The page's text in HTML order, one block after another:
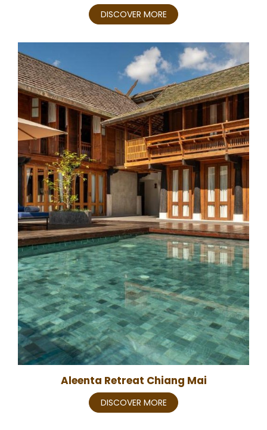
DISCOVER MORE
Aleenta Retreat Chiang Mai
DISCOVER MORE